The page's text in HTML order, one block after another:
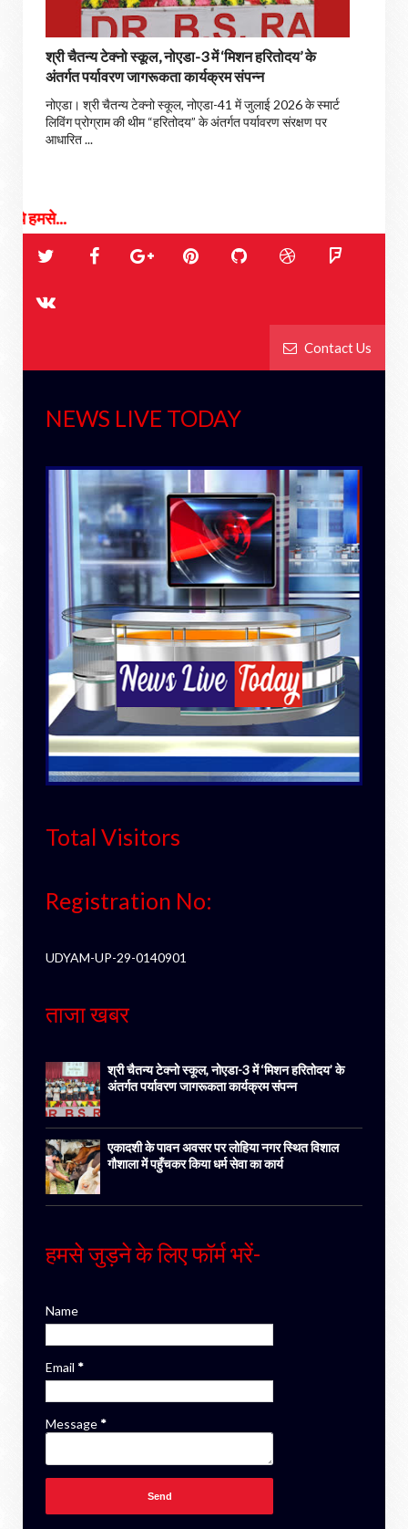
श्री चैतन्य टेक्नो स्कूल, नोएडा-3 में ‘मिशन हरितोदय’ के
अंतर्गत पर्यावरण जागरूकता कार्यक्रम संपन्न
नोएडा। श्री चैतन्य टेक्नो स्कूल, नोएडा-41 में जुलाई 2026 के स्मार्ट
लिविंग प्रोग्राम की थीम “हरितोदय” के अंतर्गत पर्यावरण संरक्षण पर
आधारित ...
Contact Us
NEWS LIVE TODAY
Total Visitors
Registration No:
UDYAM-UP-29-0140901
ताजा खबर
श्री चैतन्य टेक्नो स्कूल, नोएडा-3 में ‘मिशन हरितोदय’ के
अंतर्गत पर्यावरण जागरूकता कार्यक्रम संपन्न
एकादशी के पावन अवसर पर लोहिया नगर स्थित विशाल
गौशाला में पहुँचकर किया धर्म सेवा का कार्य
हमसे जुड़ने के लिए फॉर्म भरें-
Name
Email *
Message *